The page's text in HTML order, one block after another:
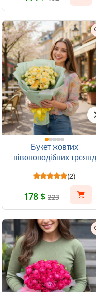
Букет жовтих
півоноподібних троянд
(2)
178 $ 223